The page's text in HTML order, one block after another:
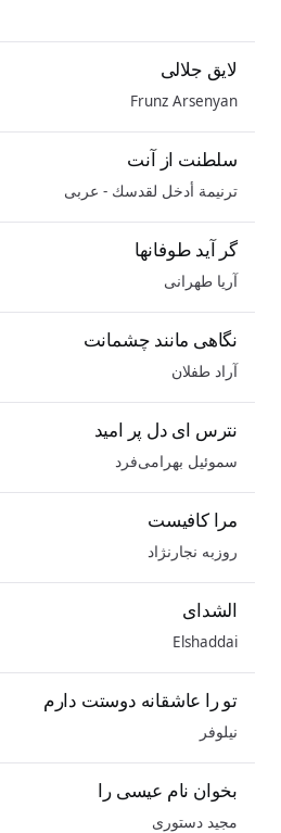
لایق جلالی
Frunz Arsenyan
سلطنت از آنت
ترنيمة أدخل لقدسك - عربی
گر آید طوفانها
آریا طهرانی
نگاهی مانند چشمانت
آراد طفلان
نترس ای دل پر امید
سموئیل بهرامی‌فرد
مرا کافیست
روزبه نجارنژاد
الشدای
Elshaddai
تو را عاشقانه دوستت دارم
نیلوفر
بخوان نام عیسی را
مجید دستوری